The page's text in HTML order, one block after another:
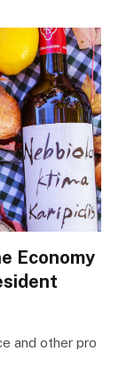
Economy
and other pro